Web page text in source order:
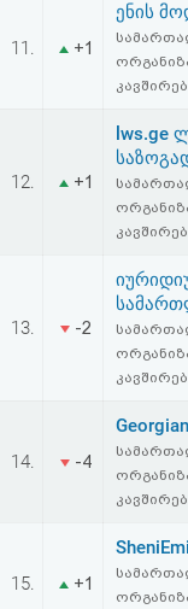
11. +1
ენის
12. +1
lws.ge
13. -2
14. -4
15. +1